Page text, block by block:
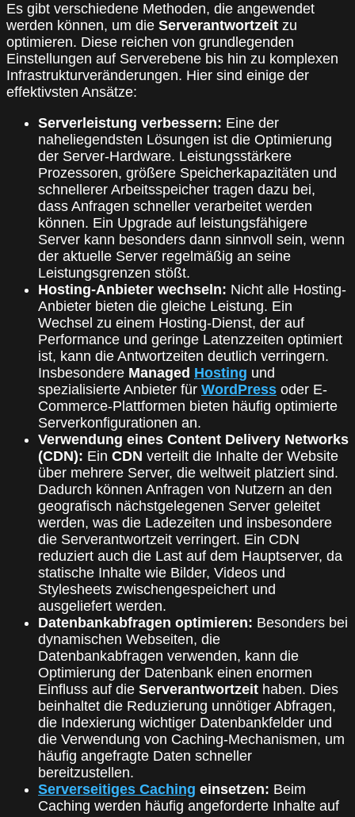
Es gibt verschiedene Methoden, die angewendet
werden können, um die Serverantwortzeit zu
optimieren. Diese reichen von grundlegenden
Einstellungen auf Serverebene bis hin zu komplexen
Infrastrukturveränderungen. Hier sind einige der
effektivsten Ansätze:
Serverleistung verbessern: Eine der
naheliegendsten Lösungen ist die Optimierung
der Server-Hardware. Leistungsstärkere
Prozessoren, größere Speicherkapazitäten und
schnellerer Arbeitsspeicher tragen dazu bei,
dass Anfragen schneller verarbeitet werden
können. Ein Upgrade auf leistungsfähigere
Server kann besonders dann sinnvoll sein, wenn
der aktuelle Server regelmäßig an seine
Leistungsgrenzen stößt.
Hosting-Anbieter wechseln: Nicht alle Hosting-
Anbieter bieten die gleiche Leistung. Ein
Wechsel zu einem Hosting-Dienst, der auf
Performance und geringe Latenzzeiten optimiert
ist, kann die Antwortzeiten deutlich verringern.
Insbesondere Managed Hosting und
spezialisierte Anbieter für WordPress oder E-
Commerce-Plattformen bieten häufig optimierte
Serverkonfigurationen an.
Verwendung eines Content Delivery Networks
(CDN): Ein CDN verteilt die Inhalte der Website
über mehrere Server, die weltweit platziert sind.
Dadurch können Anfragen von Nutzern an den
geografisch nächstgelegenen Server geleitet
werden, was die Ladezeiten und insbesondere
die Serverantwortzeit verringert. Ein CDN
reduziert auch die Last auf dem Hauptserver, da
statische Inhalte wie Bilder, Videos und
Stylesheets zwischengespeichert und
ausgeliefert werden.
Datenbankabfragen optimieren: Besonders bei
dynamischen Webseiten, die
Datenbankabfragen verwenden, kann die
Optimierung der Datenbank einen enormen
Einfluss auf die Serverantwortzeit haben. Dies
beinhaltet die Reduzierung unnötiger Abfragen,
die Indexierung wichtiger Datenbankfelder und
die Verwendung von Caching-Mechanismen, um
häufig angefragte Daten schneller
bereitzustellen.
Serverseitiges Caching einsetzen: Beim
Caching werden häufig angeforderte Inhalte auf